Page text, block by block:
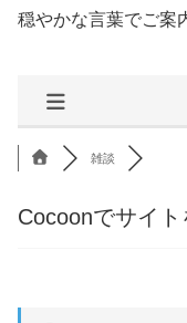
穏やかな言葉でご案
雑談
Cocoonでサイト